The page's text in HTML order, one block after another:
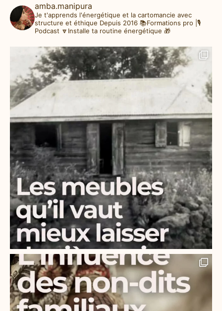
amba.manipura
Je t'apprends l'énergétique et la cartomancie avec
structure et éthique Depuis 2016 📚Formations pro |🎙️
Podcast 🔽Installe ta routine énergétique 🎁